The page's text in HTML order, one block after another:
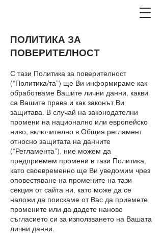
ПОЛИТИКА ЗА
ПОВЕРИТЕЛНОСТ
С тази Политика за поверителност
(“Политика/та”) ще Ви информираме как
обработваме Вашите лични данни, какви
са Вашите права и как законът Ви
защитава. В случай на законодателни
промени на национално или европейско
ниво, включително в Общия регламент
относно защитата на данните
(“Регламента”), ние можем да
предприемем промени в тази Политика,
като своевременно ще Ви уведомим чрез
оповестяване на промените на тази
секция от сайта ни, като може да се
наложи да поискаме от Вас да приемете
промените или да дадете наново
съгласието си за използването на Вашата
лични данни.